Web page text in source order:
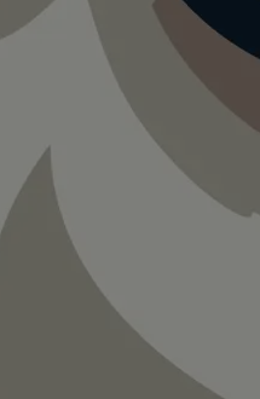
an der Hubbrücke
Hundewiese an
Ort. Ein guter Tag für